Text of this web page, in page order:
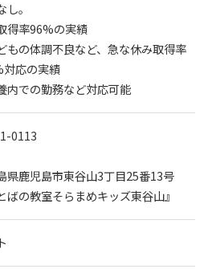
へのエントリーはこちら
。
得率96%の実績
の体調不良など、急な休み取得率
対応の実績
内での勤務など対応可能
0113
県鹿児島市東谷山3丁目25番13号
ばの教室そらまめキッズ東谷山』